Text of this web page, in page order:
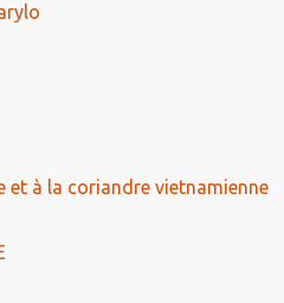
et à la coriandre vietnamienne